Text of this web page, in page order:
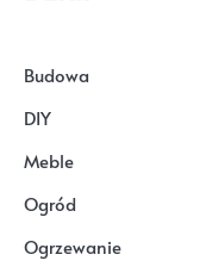
Budowa
DIY
Meble
Ogród
Ogrzewanie